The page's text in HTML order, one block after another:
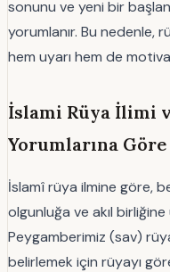
sonunu ve yeni bir
yorumlanır. Bu nedenle,
hem uyarı hem de
İslami Rüya İlimi
Yorumlarına
İslamî rüya ilmine göre,
olgunluğa ve akıl
Peygamberimiz (sav)
belirlemek için rüyayı